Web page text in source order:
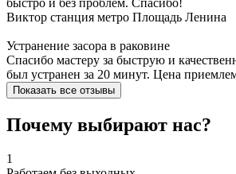
Виктор станция метро Площадь Ленина
Устранение засора в раковине
Спасибо мастеру за быструю и
был устранен за 20 минут. Цена
Показать все отзывы
Почему выбирают нас?
1